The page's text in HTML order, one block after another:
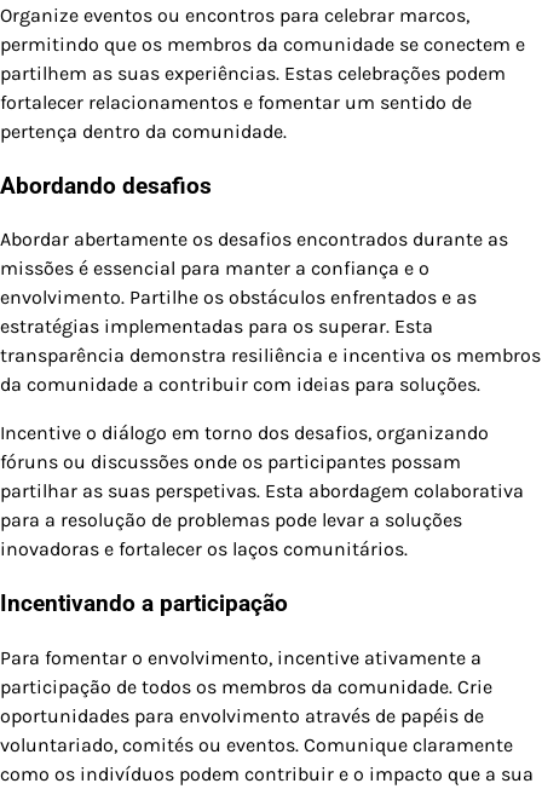
Organize eventos ou encontros para celebrar marcos,
permitindo que os membros da comunidade se conectem e
partilhem as suas experiências. Estas celebrações podem
fortalecer relacionamentos e fomentar um sentido de
pertença dentro da comunidade.
Abordando desafios
Abordar abertamente os desafios encontrados durante as
missões é essencial para manter a confiança e o
envolvimento. Partilhe os obstáculos enfrentados e as
estratégias implementadas para os superar. Esta
transparência demonstra resiliência e incentiva os membros
da comunidade a contribuir com ideias para soluções.
Incentive o diálogo em torno dos desafios, organizando
fóruns ou discussões onde os participantes possam
partilhar as suas perspetivas. Esta abordagem colaborativa
para a resolução de problemas pode levar a soluções
inovadoras e fortalecer os laços comunitários.
Incentivando a participação
Para fomentar o envolvimento, incentive ativamente a
participação de todos os membros da comunidade. Crie
oportunidades para envolvimento através de papéis de
voluntariado, comités ou eventos. Comunique claramente
como os indivíduos podem contribuir e o impacto que a sua